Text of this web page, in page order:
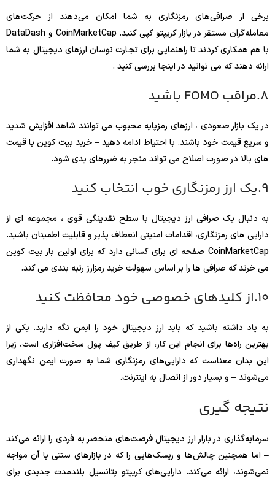
برخی از صرافی‌های رمزنگاری به شما امکان می‌دهند از حرکت‌های
معامله‌گران مستقر در بازار کریپتو کپی کنید. CoinMarketCap و DataDash
با هم همکاری کردند تا راهنمایی برای تجارت نوسان ارزهای دیجیتال به شما
ارائه دهند که می توانید در اینجا بررسی کنید .
8.مراقب FOMO باشید
در یک بازار صعودی ، ارزهای رمزپایه محبوب می توانند شاهد افزایش شدید
و سریع قیمت خود باشند. با احتیاط ادامه دهید – خرید بیت کوین با قیمت
های بالا در صورت اصلاح می تواند منجر به ضررهای بدی شود.
9.یک ارز رمزنگاری خوب انتخاب کنید
به دنبال یک صرافی ارز دیجیتال با سطح نقدینگی قوی ، مجموعه ای از
دارایی های رمزنگاری، اقدامات امنیتی انعطاف پذیر و قابلیت اطمینان باشید.
CoinMarketCap صفحه ای برای کسانی دارد که برای اولین بار بیت کوین
می خرند که صرافی ها را بر اساس سهولت خرید رمزارز رتبه بندی می کند.
10.از کلیدهای خصوصی خود محافظت کنید
به یاد داشته باشید که باید ارز دیجیتال خود را ایمن نگه دارید. یکی از
بهترین راه‌ها برای انجام این کار، از طریق کیف پول سخت‌افزاری است، زیرا
این بدان معناست که دارایی‌های رمزنگاری شما به صورت ایمن نگهداری
می‌شوند – و بسیار دور از اتصال به اینترنت.
نتیجه گیری
سرمایه‌گذاری در بازار ارز دیجیتال فرصت‌های منحصر به‌ فردی را ارائه می‌کند
– اما همچنین چالش‌ها و ریسک‌هایی را که در بازارهای سنتی با آن مواجه
نمی‌شوند، ارائه می‌کند. دارایی‌های کریپتو پتانسیل بلندمدت جدیدی برای